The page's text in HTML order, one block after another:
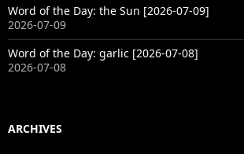
Word of the Day: the Sun [2026-07-09]
2026-07-09
Word of the Day: garlic [2026-07-08]
2026-07-08
ARCHIVES